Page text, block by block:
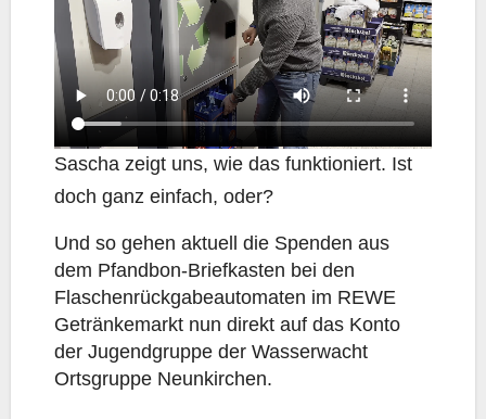
Sascha zeigt uns, wie das funktioniert. Ist
doch ganz einfach, oder?
Und so gehen aktuell die Spenden aus
dem Pfandbon-Briefkasten bei den
Flaschenrückgabeautomaten im REWE
Getränkemarkt nun direkt auf das Konto
der Jugendgruppe der Wasserwacht
Ortsgruppe Neunkirchen.